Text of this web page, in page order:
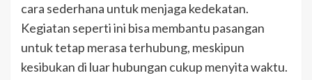
cara sederhana untuk menjaga kedekatan.
Kegiatan seperti ini bisa membantu pasangan
untuk tetap merasa terhubung, meskipun
kesibukan di luar hubungan cukup menyita waktu.